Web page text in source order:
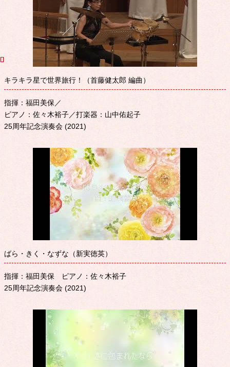
キラキラ星で世界旅行！（首藤健太郎 編曲）
指揮：福田美保／
ピアノ：佐々木裕子／打楽器：山中佑起子
25周年記念演奏会 (2021)
ばら・きく・なずな（新実徳英）
指揮：福田美保 ピアノ：佐々木裕子
25周年記念演奏会 (2021)